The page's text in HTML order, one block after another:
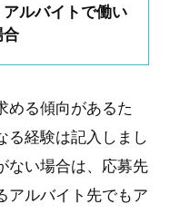
ルバイトで働い
合
める傾向があるた
る経験は記入しまし
ない場合は、応募先
アルバイト先でもア